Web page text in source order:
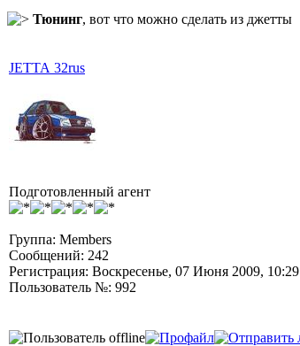
Тюнинг, вот что можно сделать из джетты
JETTA 32rus
Подготовленный агент
Группа: Members
Сообщений: 242
Регистрация: Воскресенье, 07 Июня 2009, 10:29
Пользователь №: 992